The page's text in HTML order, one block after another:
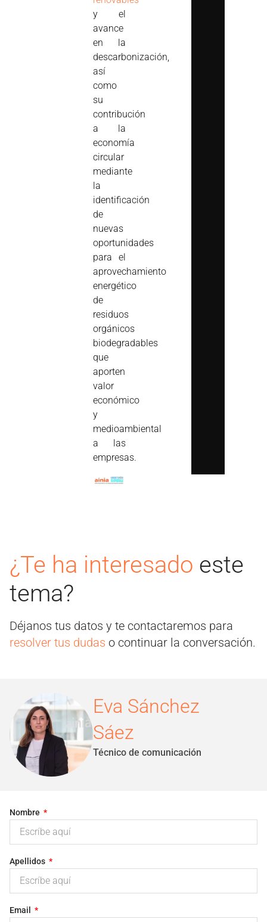
y el
avance
en la
descarbonización,
así
como
su
contribución
a la
economía
circular
mediante
la
identificación
de
nuevas
oportunidades
para el
aprovechamiento
energético
de
residuos
orgánicos
biodegradables
que
aporten
valor
económico
y
medioambiental
a las
empresas.
¿Te ha interesado este
tema?
Déjanos tus datos y te contactaremos para
resolver tus dudas o continuar la conversación.
Eva Sánchez
Sáez
Técnico de comunicación
Nombre
Apellidos
Email